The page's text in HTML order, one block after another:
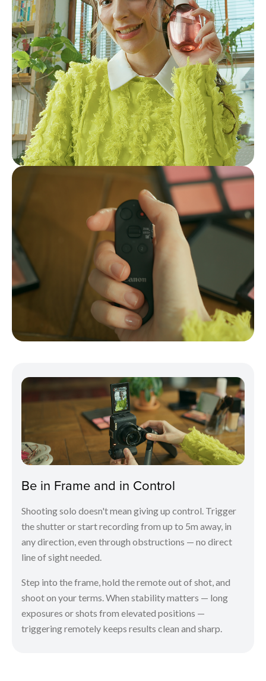
Be in Frame and in Control
Shooting solo doesn't mean giving up control. Trigger
the shutter or start recording from up to 5m away, in
any direction, even through obstructions — no direct
line of sight needed.
Step into the frame, hold the remote out of shot, and
shoot on your terms. When stability matters — long
exposures or shots from elevated positions —
triggering remotely keeps results clean and sharp.